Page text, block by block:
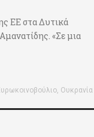
ΕΕ στα Δυτικά
«Σε μια
, Ουκρανία